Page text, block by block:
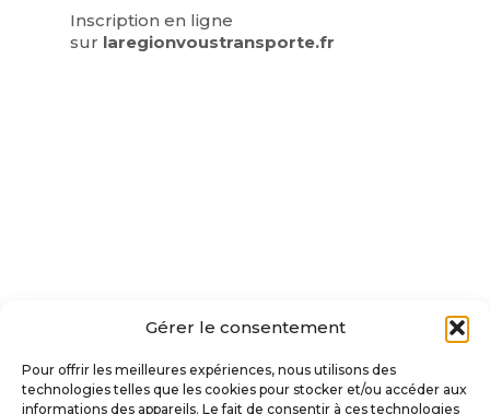
Gérer le consentement
Pour offrir les meilleures expériences, nous utilisons des
technologies telles que les cookies pour stocker et/ou accéder aux
informations des appareils. Le fait de consentir à ces technologies
Inscription en ligne
sur laregionvoustransporte.fr